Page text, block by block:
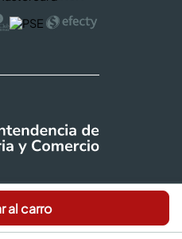
al carro
Cencosud - Easy
|
Privacidad |